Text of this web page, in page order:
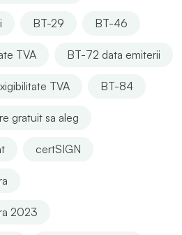
BT-29 BT-46
TVA BT-72 data emiterii
TVA BT-84
gratuit sa aleg
certSIGN
2023